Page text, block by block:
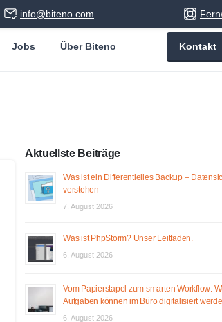
info@biteno.com
Jobs Über Biteno Kontakt
Aktuellste Beiträge
Was ist ein Differentielles Backup –
verstehen
7. August 2026
Was ist PhpStorm? Unser Leitfaden.
6. August 2026
Vom Papierstapel zum smarten Workflow:
Aufgaben können im Büro digitalisiert
6. August 2026